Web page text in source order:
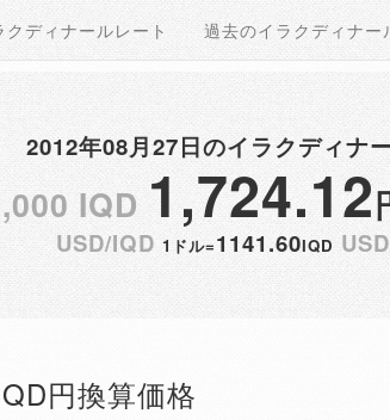
ディナールレート 過去のイラクディナー
2012年08月27日のイラクディナ
IQD 1,724.12
USD/IQD 1ドル=1141.60IQD
円換算価格